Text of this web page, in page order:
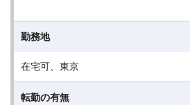
勤務地
在宅可、東京
転勤の有無